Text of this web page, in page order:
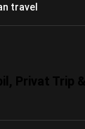
travel